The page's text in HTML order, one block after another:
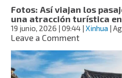
de
viaje
Fotos: Así viajan los
una atracción turística en
19 junio, 2026 | 09:44 |Xinhua |
Leave a Commenton
Así
viajan